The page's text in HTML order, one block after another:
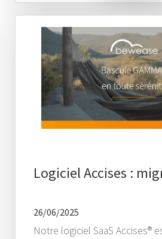
Logiciel Accises :
26/06/2025
Notre logiciel SaaS Accises®